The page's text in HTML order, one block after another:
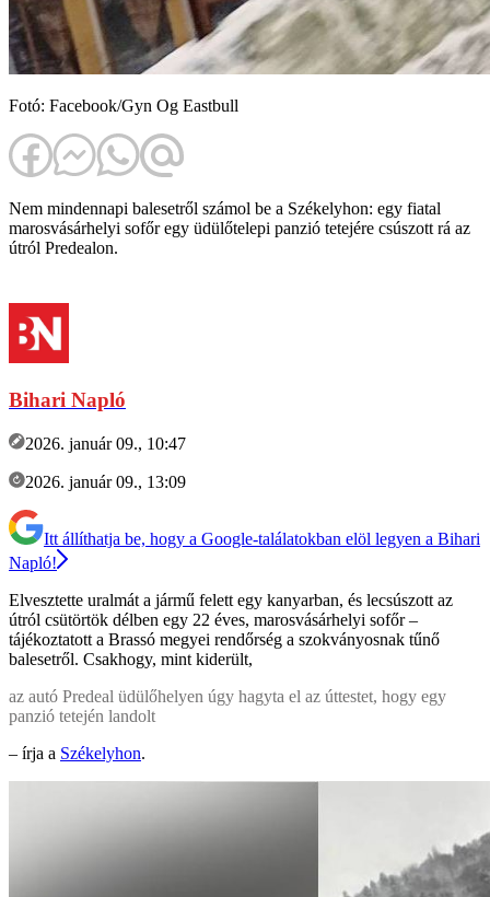
Fotó: Facebook/Gyn Og Eastbull
Nem mindennapi balesetről számol be a Székelyhon: egy fiatal
marosvásárhelyi sofőr egy üdülőtelepi panzió tetejére csúszott rá az
útról Predealon.
Bihari Napló
2026. január 09., 10:47
2026. január 09., 13:09
Itt állíthatja be, hogy a Google-találatokban elöl legyen a Bihari
Napló!
Elvesztette uralmát a jármű felett egy kanyarban, és lecsúszott az
útról csütörtök délben egy 22 éves, marosvásárhelyi sofőr –
tájékoztatott a Brassó megyei rendőrség a szokványosnak tűnő
balesetről. Csakhogy, mint kiderült,
az autó Predeal üdülőhelyen úgy hagyta el az úttestet, hogy egy
panzió tetején landolt
– írja a Székelyhon.